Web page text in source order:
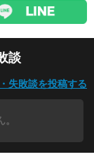
談
失敗談を投稿する